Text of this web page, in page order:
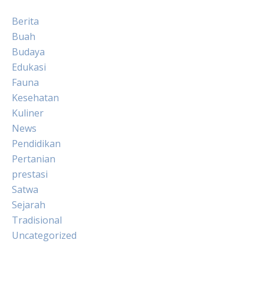
Berita
Buah
Budaya
Edukasi
Fauna
Kesehatan
Kuliner
News
Pendidikan
Pertanian
prestasi
Satwa
Sejarah
Tradisional
Uncategorized